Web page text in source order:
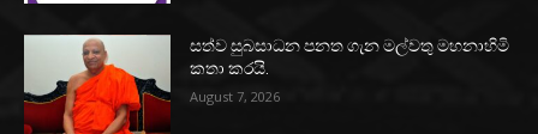
සත්ව සුබසාධන පනත ගැන මල්වතු මහනාහිමි
කතා කරයි.
August 7, 2026